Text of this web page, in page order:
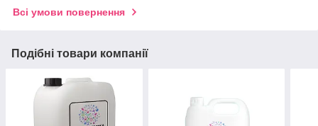
Всі умови повернення
Подібні товари компанії